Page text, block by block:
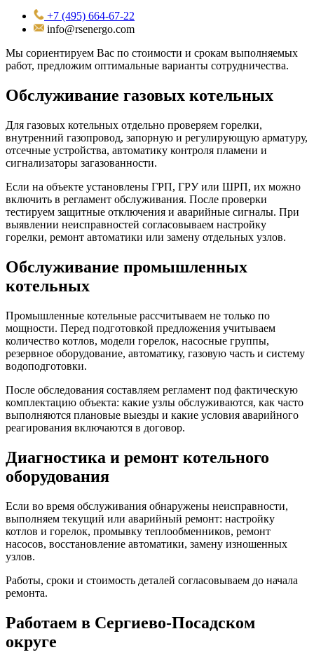
+7 (495) 664-67-22
info@rsenergo.com
Мы сориентируем Вас по стоимости и срокам выполняемых
работ, предложим оптимальные варианты сотрудничества.
Обслуживание газовых котельных
Для газовых котельных отдельно проверяем горелки,
внутренний газопровод, запорную и регулирующую арматуру,
отсечные устройства, автоматику контроля пламени и
сигнализаторы загазованности.
Если на объекте установлены ГРП, ГРУ или ШРП, их можно
включить в регламент обслуживания. После проверки
тестируем защитные отключения и аварийные сигналы. При
выявлении неисправностей согласовываем настройку
горелки, ремонт автоматики или замену отдельных узлов.
Обслуживание промышленных
котельных
Промышленные котельные рассчитываем не только по
мощности. Перед подготовкой предложения учитываем
количество котлов, модели горелок, насосные группы,
резервное оборудование, автоматику, газовую часть и систему
водоподготовки.
После обследования составляем регламент под фактическую
комплектацию объекта: какие узлы обслуживаются, как часто
выполняются плановые выезды и какие условия аварийного
реагирования включаются в договор.
Диагностика и ремонт котельного
оборудования
Если во время обслуживания обнаружены неисправности,
выполняем текущий или аварийный ремонт: настройку
котлов и горелок, промывку теплообменников, ремонт
насосов, восстановление автоматики, замену изношенных
узлов.
Работы, сроки и стоимость деталей согласовываем до начала
ремонта.
Работаем в Сергиево-Посадском
округе